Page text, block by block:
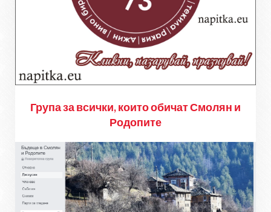
Група за всички, които обичат Смолян и
Родопите